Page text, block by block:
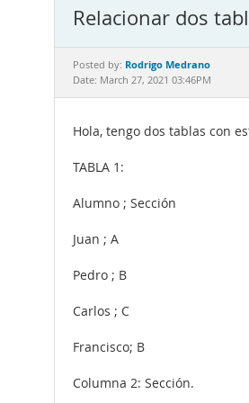
Relacionar dos
Posted by: Rodrigo Medrano
Date: March 27, 2021 03:46PM
Hola, tengo dos tablas con
TABLA 1:
Alumno ; Sección
Juan ; A
Pedro ; B
Carlos ; C
Francisco; B
Columna 2: Sección.